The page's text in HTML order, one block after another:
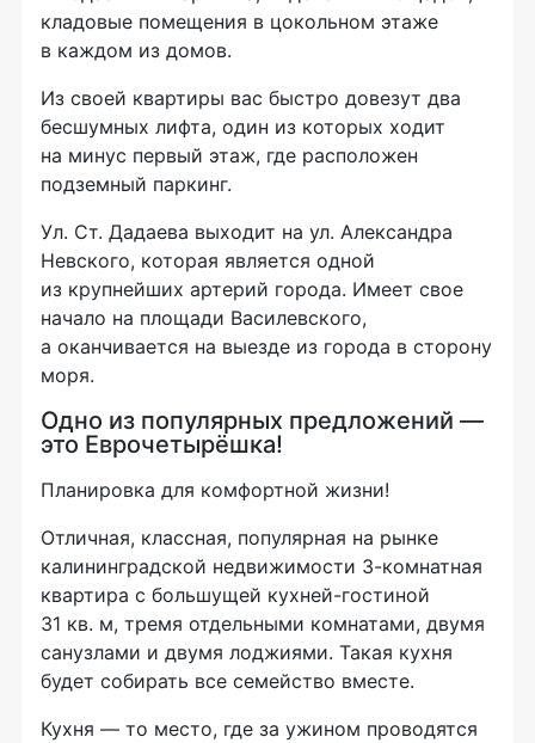
кладовые помещения в цокольном этаже
в каждом из домов.
Из своей квартиры вас быстро довезут два
бесшумных лифта, один из которых ходит
на минус первый этаж, где расположен
подземный паркинг.
Ул. Ст. Дадаева выходит на ул. Александра
Невского, которая является одной
из крупнейших артерий города. Имеет свое
начало на площади Василевского,
а оканчивается на выезде из города в сторону
моря.
Одно из популярных предложений —
это Еврочетырёшка!
Планировка для комфортной жизни!
Отличная, классная, популярная на рынке
калининградской недвижимости 3-комнатная
квартира с большущей кухней-гостиной
31 кв. м, тремя отдельными комнатами, двумя
санузлами и двумя лоджиями. Такая кухня
будет собирать все семейство вместе.
Кухня — то место, где за ужином проводятся